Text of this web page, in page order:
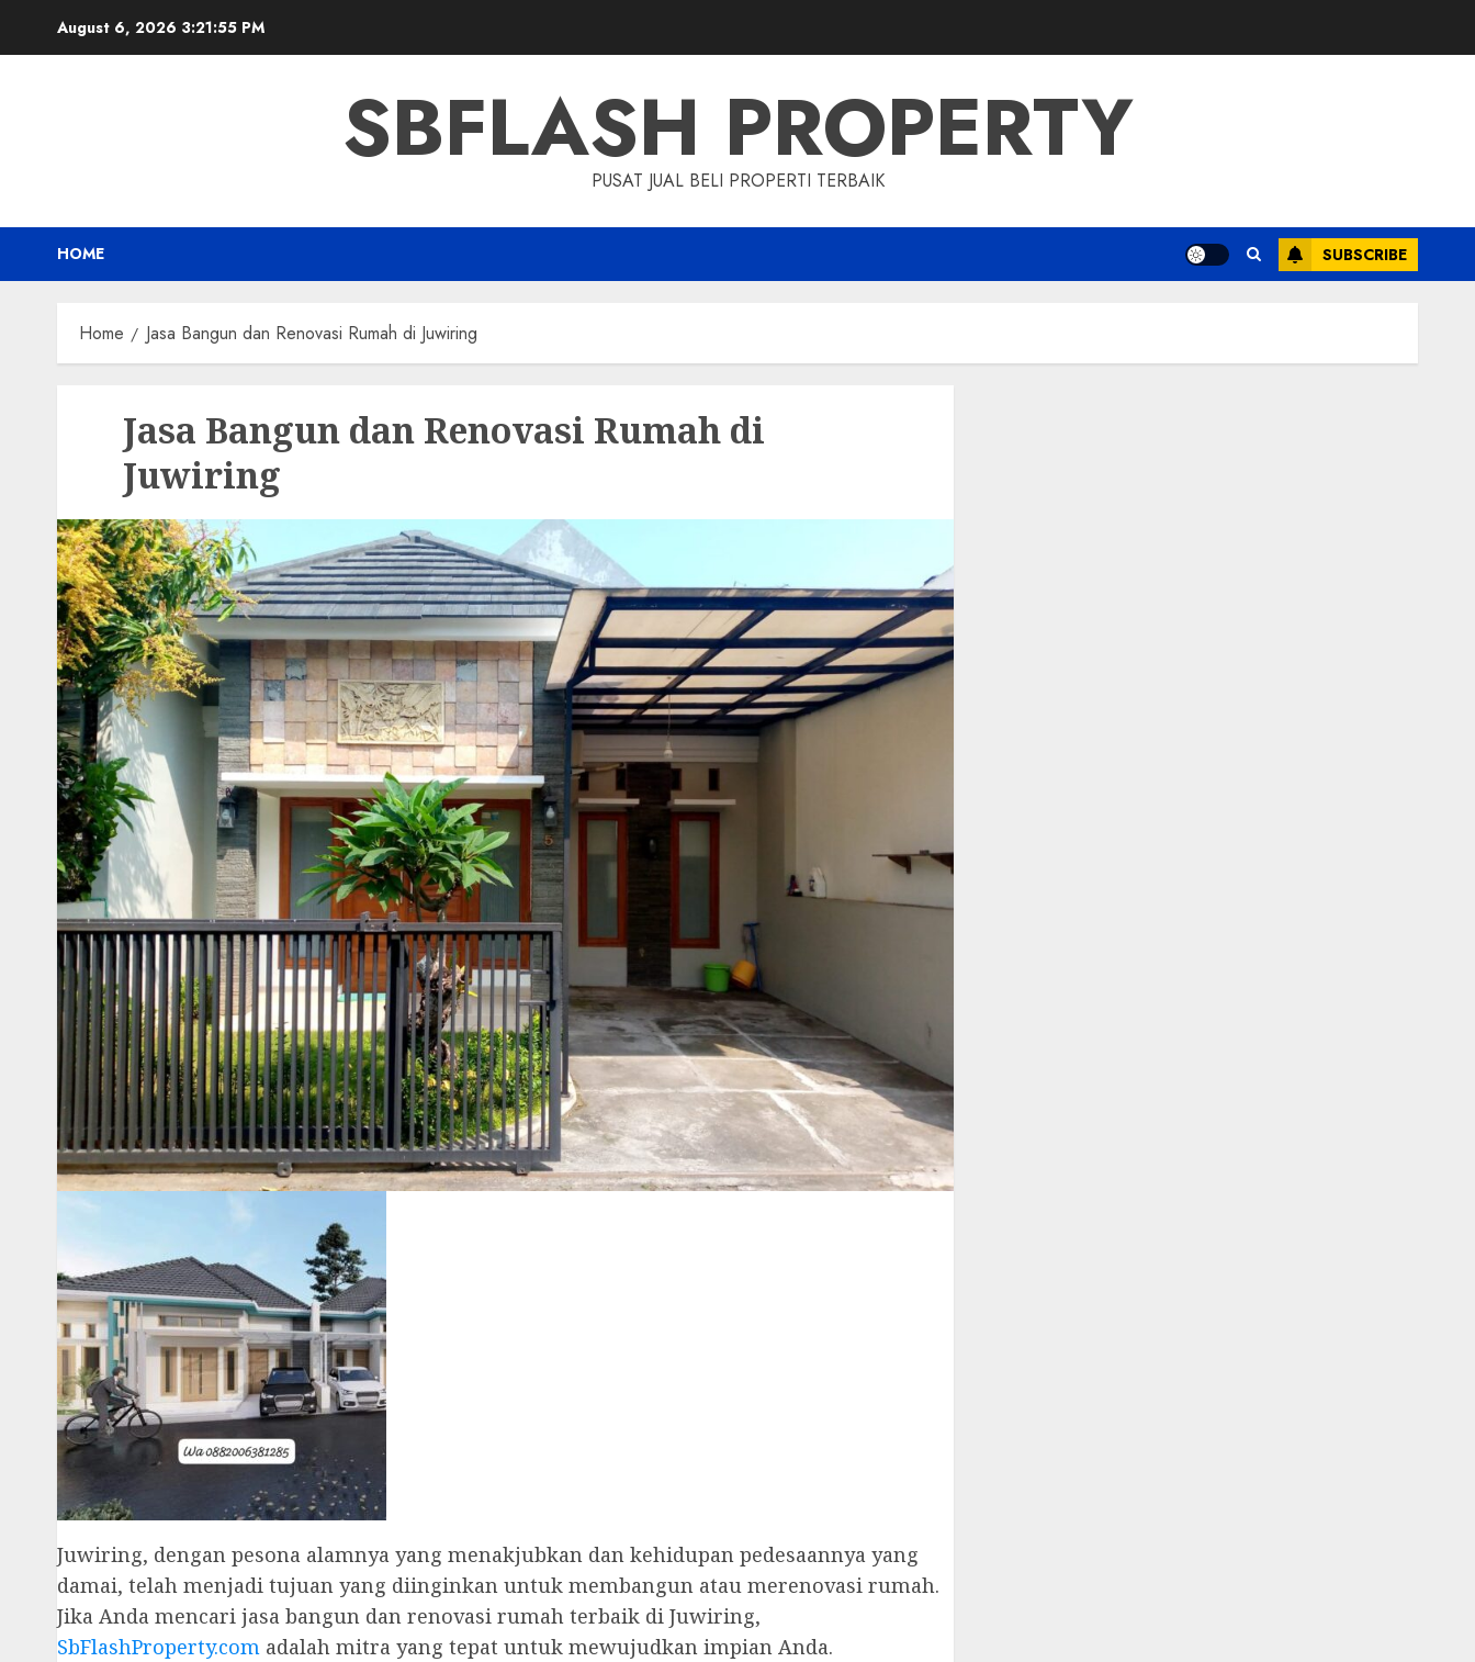
August 6, 2026 3:21:56 PM
SBFLASH PROPERTY
PUSAT JUAL BELI PROPERTI TERBAIK
HOME SUBSCRIBE
Home Jasa Bangun dan Renovasi Rumah di Juwiring
Jasa Bangun dan Renovasi Rumah di
Juwiring
Juwiring, dengan pesona alamnya yang menakjubkan dan kehidupan pedesaannya yang
damai, telah menjadi tujuan yang diinginkan untuk membangun atau merenovasi rumah.
Jika Anda mencari jasa bangun dan renovasi rumah terbaik di Juwiring,
SbFlashProperty.com adalah mitra yang tepat untuk mewujudkan impian Anda.